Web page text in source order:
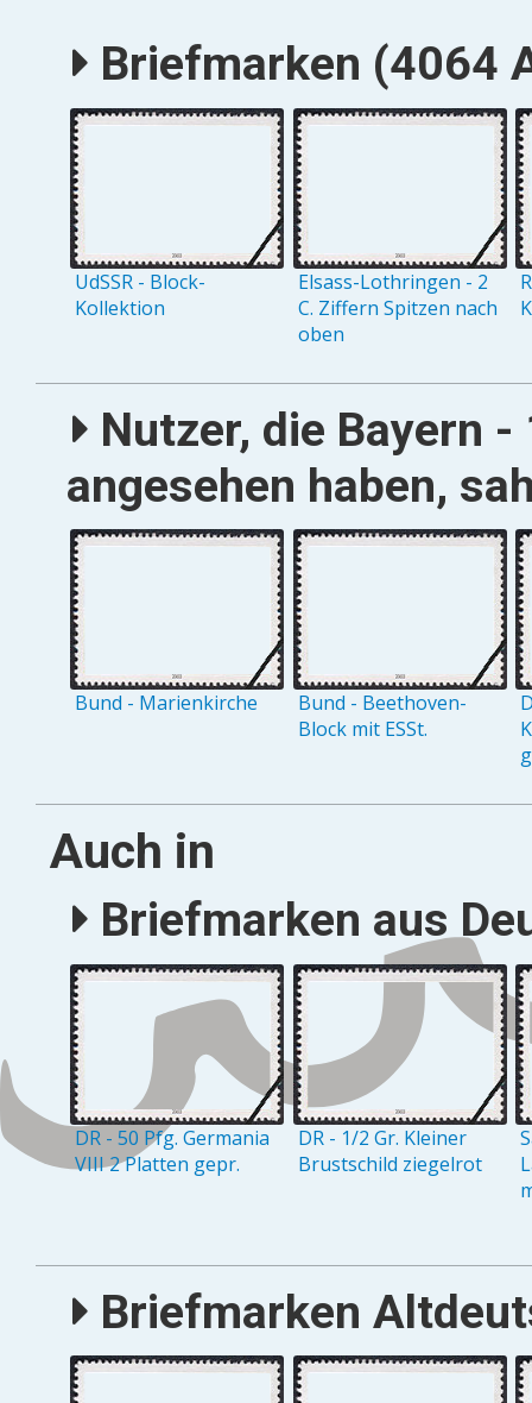
Briefmarken (4064
UdSSR - Block-
Kollektion
Elsass-Lothringen - 2
C. Ziffern Spitzen nach
oben
Nutzer, die Bayern -
angesehen haben,
Bund - Marienkirche
Bund - Beethoven-
Block mit ESSt.
Auch in
Briefmarken aus
DR - 50 Pfg. Germania
VIII 2 Platten gepr.
DR - 1/2 Gr. Kleiner
Brustschild ziegelrot
Briefmarken